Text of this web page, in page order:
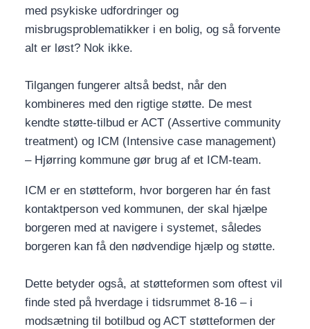
med psykiske udfordringer og
misbrugsproblematikker i en bolig, og så forvente
alt er løst? Nok ikke.
Tilgangen fungerer altså bedst, når den
kombineres med den rigtige støtte. De mest
kendte støtte-tilbud er ACT (Assertive community
treatment) og ICM (Intensive case management)
– Hjørring kommune gør brug af et ICM-team.
ICM er en støtteform, hvor borgeren har én fast
kontaktperson ved kommunen, der skal hjælpe
borgeren med at navigere i systemet, således
borgeren kan få den nødvendige hjælp og støtte.
Dette betyder også, at støtteformen som oftest vil
finde sted på hverdage i tidsrummet 8-16 – i
modsætning til botilbud og ACT støtteformen der